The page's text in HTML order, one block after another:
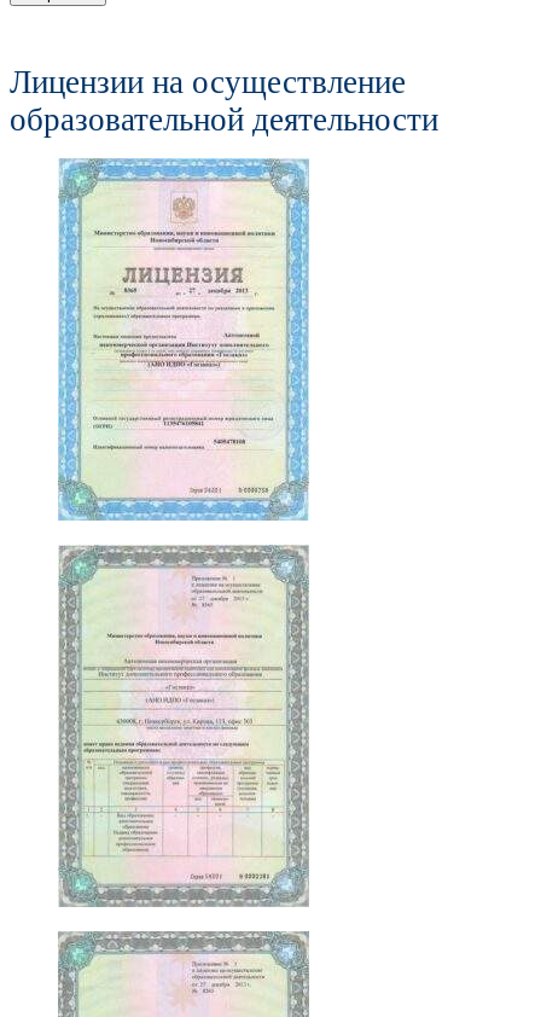
Лицензии на осуществление
образовательной деятельности